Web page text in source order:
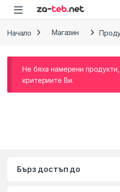
Skip to navigation
Skip to content
Начало Магазин
Не бяха намерени
критериите Ви.
Бърз достъп до